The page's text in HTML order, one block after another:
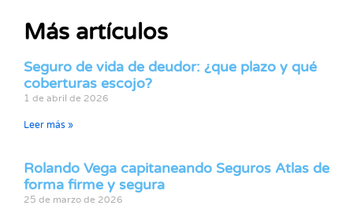
Más artículos
Seguro de vida de deudor: ¿que plazo y qué
coberturas escojo?
1 de abril de 2026
Leer más »
Rolando Vega capitaneando Seguros Atlas de
forma firme y segura
25 de marzo de 2026